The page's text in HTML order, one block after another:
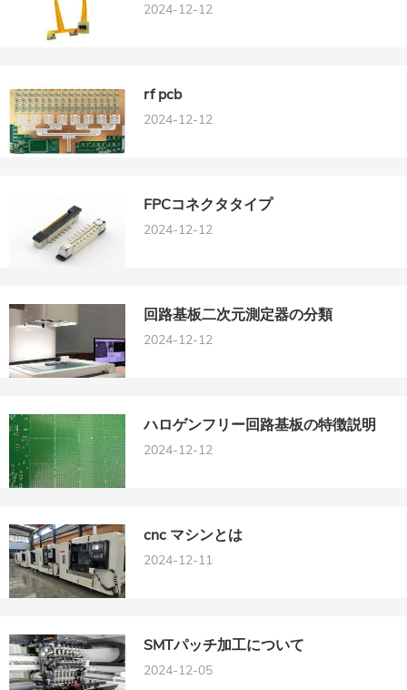
2024-12-12
rf pcb
2024-12-12
FPCコネクタタイプ
2024-12-12
回路基板二次元測定器の分類
2024-12-12
ハロゲンフリー回路基板の特徴説明
2024-12-12
cnc マシンとは
2024-12-11
SMTパッチ加工について
2024-12-05